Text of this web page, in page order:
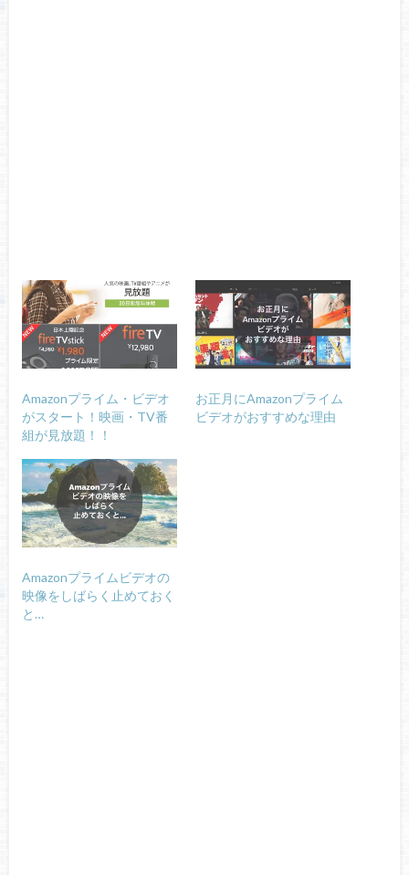
Amazonプライム・ビデオ
がスタート！映画・TV番
組が見放題！！
お正月にAmazonプライム
ビデオがおすすめな理由
Amazonプライムビデオの
映像をしばらく止めておく
と…